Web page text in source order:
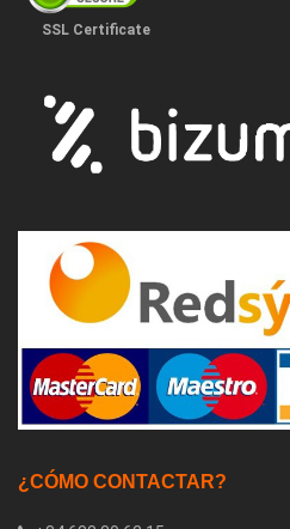
SSL Certificate
¿CÓMO CONTACTAR?